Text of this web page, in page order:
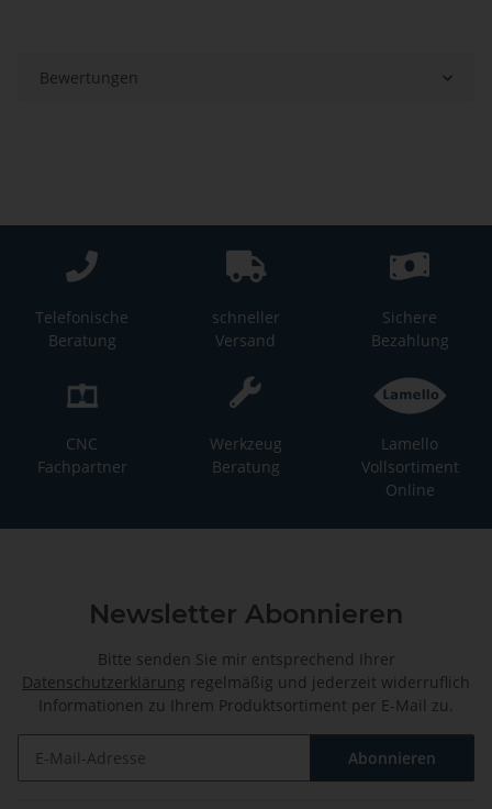
Bewertungen
Telefonische
Beratung
schneller
Versand
Sichere
Bezahlung
CNC
Fachpartner
Werkzeug
Beratung
Lamello
Vollsortiment
Online
Newsletter Abonnieren
Bitte senden Sie mir entsprechend Ihrer
Datenschutzerklärung regelmäßig und jederzeit widerruflich
Informationen zu Ihrem Produktsortiment per E-Mail zu.
Abonnieren